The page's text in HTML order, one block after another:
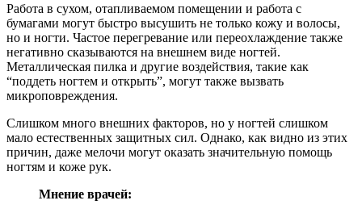
Работа в сухом, отапливаемом помещении и работа с
бумагами могут быстро высушить не только кожу и волосы,
но и ногти. Частое перегревание или переохлаждение также
негативно сказываются на внешнем виде ногтей.
Металлическая пилка и другие воздействия, такие как
“поддеть ногтем и открыть”, могут также вызвать
микроповреждения.
Слишком много внешних факторов, но у ногтей слишком
мало естественных защитных сил. Однако, как видно из этих
причин, даже мелочи могут оказать значительную помощь
ногтям и коже рук.
Мнение врачей: